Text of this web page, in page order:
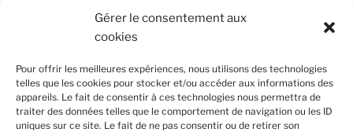
Gérer le consentement aux
cookies
Pour offrir les meilleures expériences, nous utilisons des technologies
telles que les cookies pour stocker et/ou accéder aux informations des
appareils. Le fait de consentir à ces technologies nous permettra de
traiter des données telles que le comportement de navigation ou les ID
uniques sur ce site. Le fait de ne pas consentir ou de retirer son